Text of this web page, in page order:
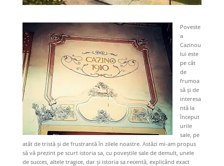
Poveste
a
Cazinou
lui este
pe cât
de
frumoa
să și de
interesa
ntă la
început
urile
sale, pe
atât de tristă și de frustrantă în zilele noastre. Astăzi mi-am propus
să vă prezint pe scurt istoria sa, cu poveștile sale de demult, unele
de succes, altele tragice, dar și istoria sa recentă, explicând exact